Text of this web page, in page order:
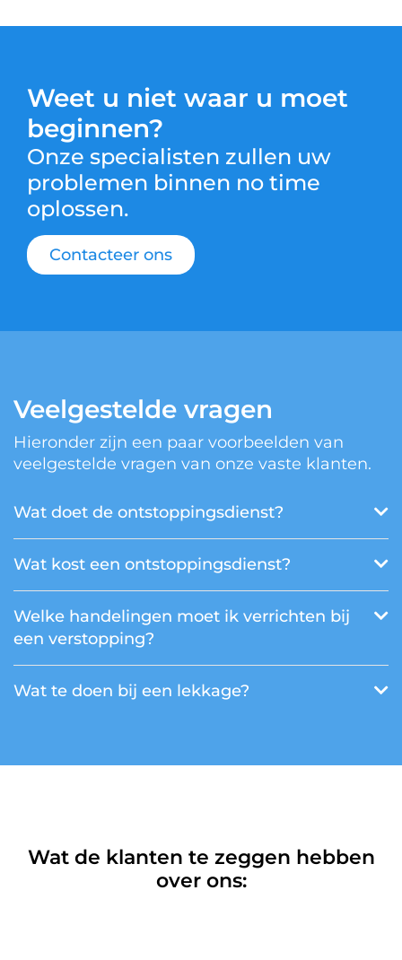
Weet u niet waar u moet
beginnen?
Onze specialisten zullen uw
problemen binnen no time
oplossen.
Contacteer ons
Veelgestelde vragen
Hieronder zijn een paar voorbeelden van
veelgestelde vragen van onze vaste klanten.
Wat doet de ontstoppingsdienst?
Wat kost een ontstoppingsdienst?
Welke handelingen moet ik verrichten bij
een verstopping?
Wat te doen bij een lekkage?
Wat de klanten te zeggen hebben
over ons: